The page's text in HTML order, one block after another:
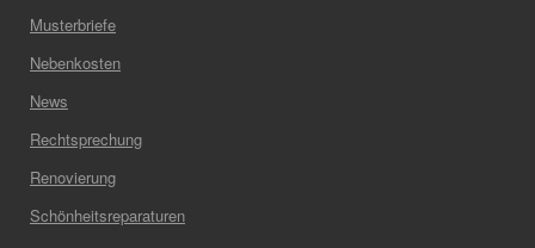
Musterbriefe
Nebenkosten
News
Rechtsprechung
Renovierung
Schönheitsreparaturen